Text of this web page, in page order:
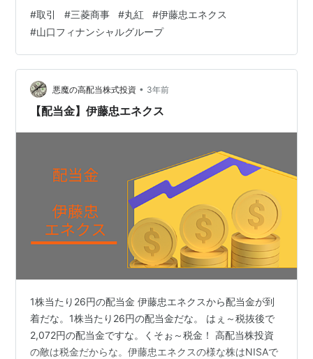
×100株 三菱商事（8058）を7,148円×100株 伊藤忠エネ
クス（8133）を1,234円×100株 山口フィナンシャルグル
ープ（8418）を917円×100株 コメント 今週は売却資金
を使い買い注文を入れていきま…
#取引 #三菱商事 #丸紅 #伊藤忠エネクス
#山口フィナンシャルグループ
悪魔の高配当株式投資 • 3年前
【配当金】伊藤忠エネクス
1株当たり26円の配当金 伊藤忠エネクスから配当金が到
着だな。1株当たり26円の配当金だな。 はぇ～税抜後で
2,072円の配当金ですな。くそぉ～税金！ 高配当株投資
の敵は税金だからな。伊藤忠エネクスの様な株はNISAで